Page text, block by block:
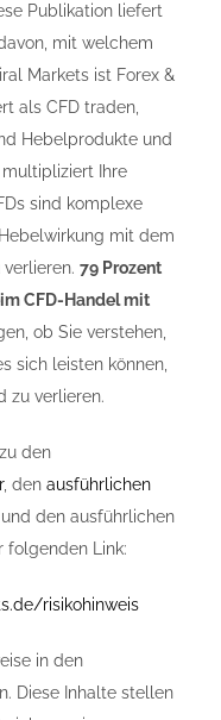
Publikation liefert
mit welchem
Markets ist Forex &
als CFD traden,
Hebelprodukte und
Ihre
sind komplexe
mit dem
verlieren. 79 Prozent
CFD-Handel mit
ob Sie verstehen,
sich leisten können,
zu verlieren.
den
, den ausführlichen
und den ausführlichen
folgenden Link:
risikohinweis
in den
Diese Inhalte stellen